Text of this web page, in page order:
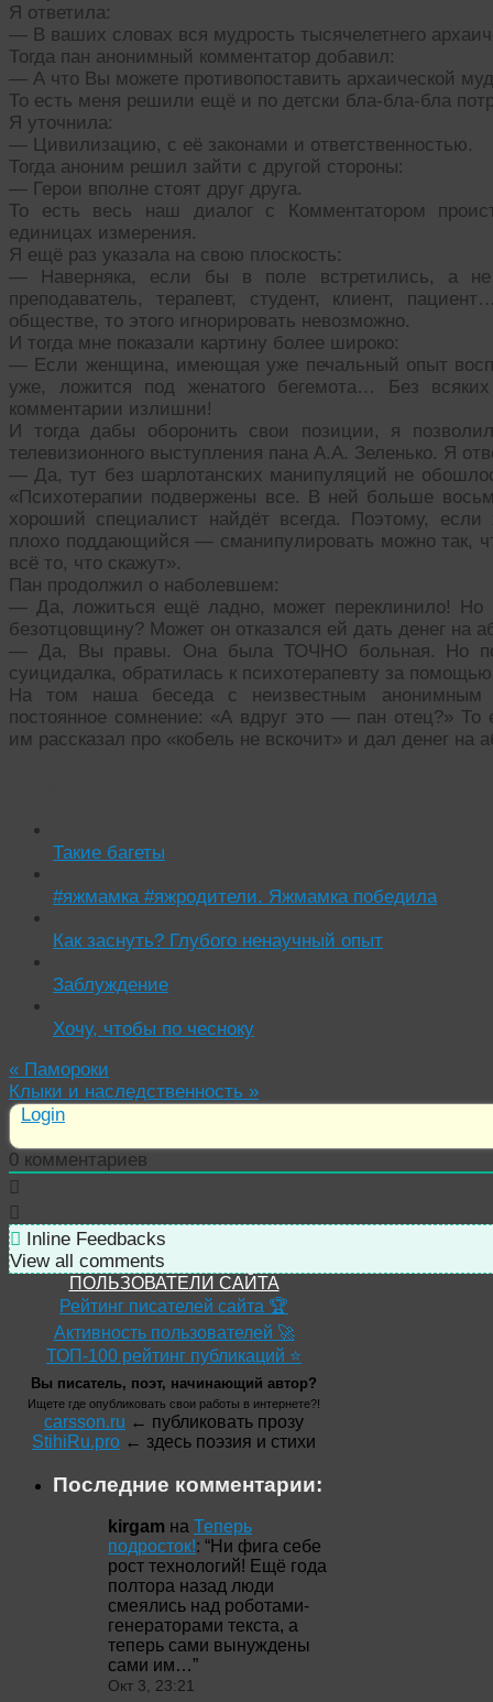
Я ответила:
— В ваших словах вся мудрость тысячелетнего
Тогда пан анонимный комментатор добавил:
— А что Вы можете противопоставить архаической
То есть меня решили ещё и по детски бла-бла-бла
Я уточнила:
— Цивилизацию, с её законами и ответственностью.
Тогда аноним решил зайти с другой стороны:
— Герои вполне стоят друг друга.
То есть весь наш диалог с Комментатором
единицах измерения.
Я ещё раз указала на свою плоскость:
— Наверняка, если бы в поле встретились, а не
преподаватель, терапевт, студент, клиент,
обществе, то этого игнорировать невозможно.
И тогда мне показали картину более широко:
— Если женщина, имеющая уже печальный опыт
уже, ложится под женатого бегемота… Без
комментарии излишни!
И тогда дабы оборонить свои позиции, я
телевизионного выступления пана А.А. Зеленько. Я
— Да, тут без шарлотанских манипуляций не
«Психотерапии подвержены все. В ней больше
хороший специалист найдёт всегда. Поэтому,
плохо поддающийся — сманипулировать можно так,
всё то, что скажут».
Пан продолжил о наболевшем:
— Да, ложиться ещё ладно, может переклинило! Но
безотцовщину? Может он отказался ей дать денег на
— Да, Вы правы. Она была ТОЧНО больная. Но по
суицидалка, обратилась к психотерапевту за
На том наша беседа с неизвестным анонимным
постоянное сомнение: «А вдруг это — пан отец?» То
им рассказал про «кобель не вскочит» и дал денег на
Такие багеты
#яжмамка #яжродители. Яжмамка победила
Как заснуть? Глубого ненаучный опыт
Заблуждение
Хочу, чтобы по чесноку
« Памороки
Клыки и наследственность »
Login
0 комментариев
Inline Feedbacks
View all comments
ПОЛЬЗОВАТЕЛИ САЙТА
Рейтинг писателей сайта 🏆
Активность пользователей 🚀
ТОП-100 рейтинг публикаций ⭐
Вы писатель, поэт, начинающий автор?
Ищете где опубликовать свои работы в интернете?!
carsson.ru ← публиковать прозу
StihiRu.pro ← здесь поэзия и стихи
Последние комментарии:
kirgam на Теперь
подросток!: “Ни фига себе
рост технологий! Ещё года
полтора назад люди
смеялись над роботами-
генераторами текста, а
теперь сами вынуждены
сами им…”
Окт 3, 23:21